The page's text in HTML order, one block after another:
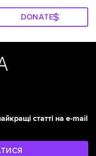
DONATE
статті на e-mail